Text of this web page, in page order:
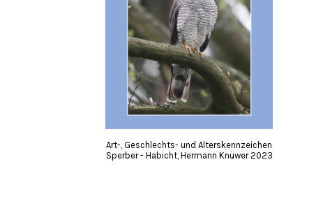
Art-, Geschlechts- und Alterskennzeichen
Sperber - Habicht, Hermann Knüwer 2023